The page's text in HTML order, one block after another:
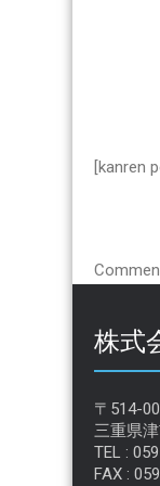
[kanren
株式
〒514-
三重県
TEL :
FAX :